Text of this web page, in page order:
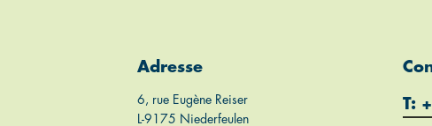
Adresse
6, rue Eugène Reiser
L-9175 Niederfeulen
T: